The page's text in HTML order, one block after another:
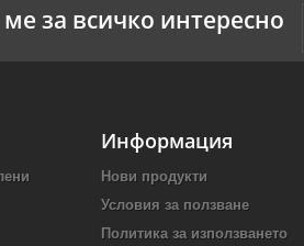
за всичко интересно
Информация
Нови продукти
Условия за ползване
Политика за използването